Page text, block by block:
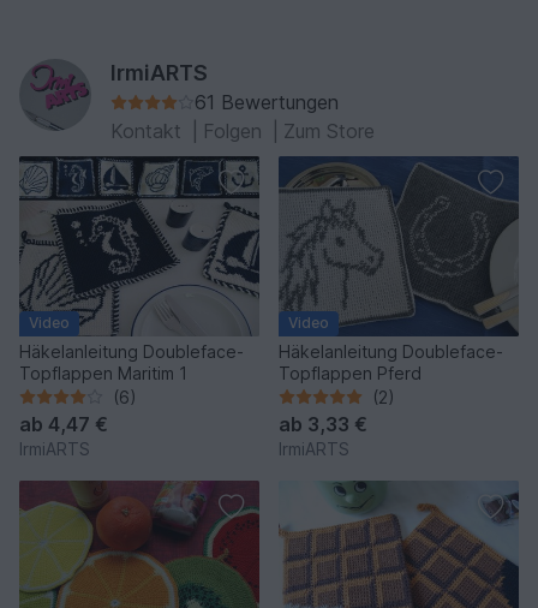
IrmiARTS
61 Bewertungen
Kontakt
Folgen Zum Store
Video
Häkelanleitung Doubleface-
Topflappen Maritim 1
(6)
ab 4,47 €
IrmiARTS
Video
Häkelanleitung Doubleface-
Topflappen Pferd
(2)
ab 3,33 €
IrmiARTS